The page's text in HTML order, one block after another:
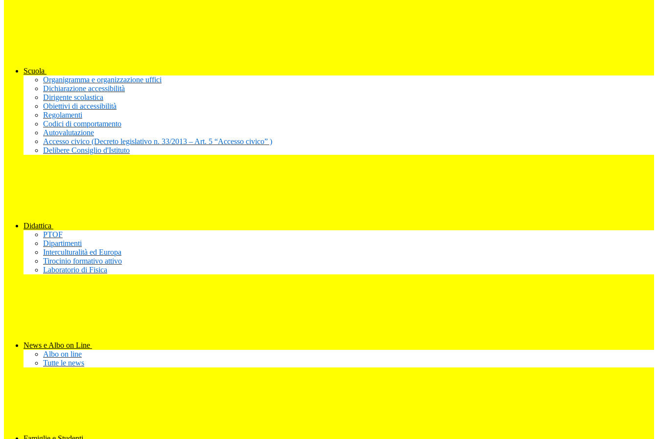
Scuola
Organigramma e organizzazione uffici
Dichiarazione accessibilità
Dirigente scolastica
Obiettivi di accessibilità
Regolamenti
Codici di comportamento
Autovalutazione
Accesso civico (Decreto legislativo n. 33/2013 – Art. 5 “Accesso civico” )
Delibere Consiglio d'Istituto
Didattica
PTOF
Dipartimenti
Interculturalità ed Europa
Tirocinio formativo attivo
Laboratorio di Fisica
News e Albo on Line
Albo on line
Tutte le news